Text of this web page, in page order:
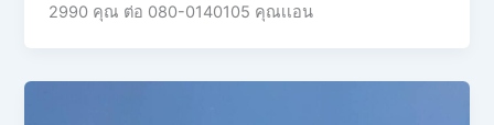
2990 คุณ ต่อ 080-0140105 คุณเเอน